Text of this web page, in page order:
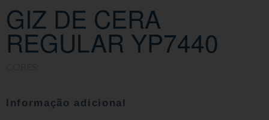
GIZ DE CERA
REGULAR YP7440
Informação adicional